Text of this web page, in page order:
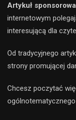
Artykuł
internetowym
interesującą dla
Od tradycyjnego
strony promującej
Chcesz poczytać
ogólnotematycznego